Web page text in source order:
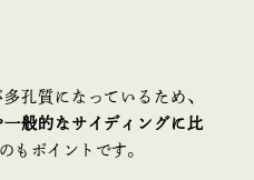
孔質になっているため、
般的なサイディングに比
のもポイントです。